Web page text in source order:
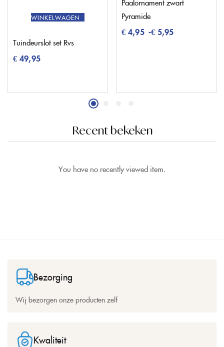
WINKELWAGEN
Tuindeurslot set Rvs
€ 49,95
Paalornament zwart
Pyramide
€ 4,95 -€5,95
Recent bekeken
You have no recently viewed item.
Bezorging
Wij bezorgen onze producten zelf
Kwaliteit